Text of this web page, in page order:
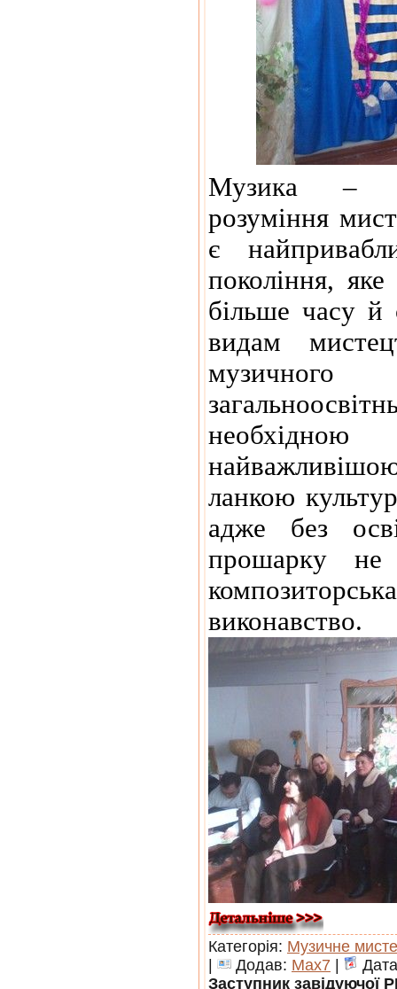
Музика –
розуміння
є
покоління,
більше часу
видам
ланкою
адже без
прошарку не
виконавство.
Категорія: Музичне
|
Додав: Max7 |
Заступник завідуючої